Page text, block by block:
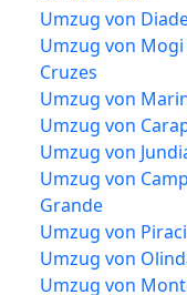
Umzug von
Umzug von
Cruzes
Umzug von
Umzug von
Umzug von
Umzug von
Grande
Umzug von
Umzug von
Umzug von